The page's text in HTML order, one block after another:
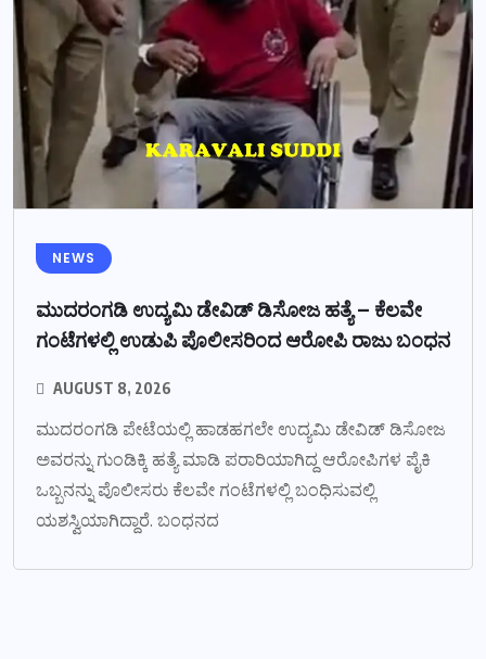
NEWS
ಮುದರಂಗಡಿ ಉದ್ಯಮಿ ಡೇವಿಡ್ ಡಿಸೋಜ ಹತ್ಯೆ – ಕೆಲವೇ
ಗಂಟೆಗಳಲ್ಲಿ ಉಡುಪಿ ಪೊಲೀಸರಿಂದ ಆರೋಪಿ ರಾಜು ಬಂಧನ
AUGUST 8, 2026
ಮುದರಂಗಡಿ ಪೇಟೆಯಲ್ಲಿ ಹಾಡಹಗಲೇ ಉದ್ಯಮಿ ಡೇವಿಡ್ ಡಿಸೋಜ
ಅವರನ್ನು ಗುಂಡಿಕ್ಕಿ ಹತ್ಯೆ ಮಾಡಿ ಪರಾರಿಯಾಗಿದ್ದ ಆರೋಪಿಗಳ ಪೈಕಿ
ಒಬ್ಬನನ್ನು ಪೊಲೀಸರು ಕೆಲವೇ ಗಂಟೆಗಳಲ್ಲಿ ಬಂಧಿಸುವಲ್ಲಿ
ಯಶಸ್ವಿಯಾಗಿದ್ದಾರೆ. ಬಂಧನದ